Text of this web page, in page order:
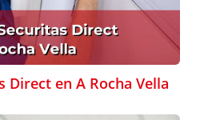
Direct en A Rocha Vella